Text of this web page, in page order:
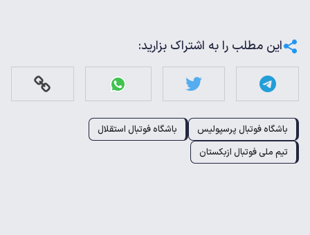
این مطلب را به اشتراک بزارید:
باشگاه فوتبال پرسپولیس
باشگاه فوتبال استقلال
تیم ملی فوتبال ازبکستان